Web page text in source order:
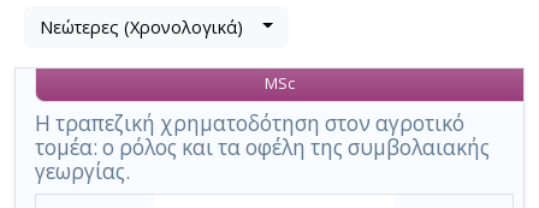
Βρέθηκαν
αποτελέσματα
,
σύνολο
σελίδων
Λίστα
τα
αποτελέσματα
αναζήτησης:
Νεώτερες (Χρονολογικά)
Η τραπεζική χρηματοδότηση στον αγροτικό
τομέα: ο ρόλος και τα οφέλη της συμβολαιακής
γεωργίας.
MSc